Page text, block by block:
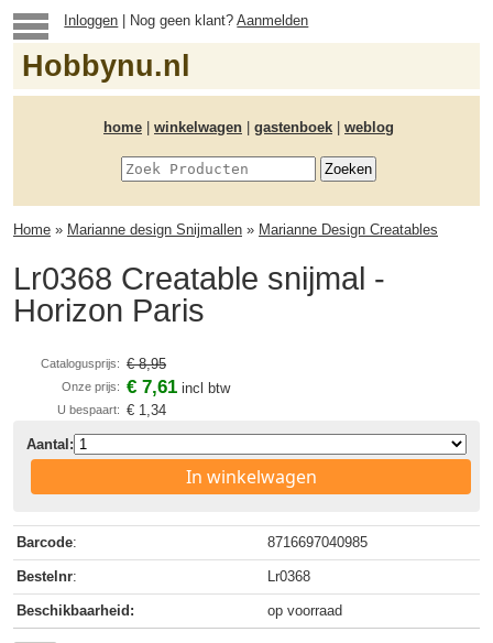
Inloggen | Nog geen klant?Aanmelden
Hobbynu.nl
home winkelwagen gastenboek weblog
Home » Marianne design Snijmallen » Marianne Design Creatables
Lr0368 Creatable snijmal -
Horizon Paris
Catalogusprijs: € 8,95
Onze prijs: € 7,61 incl btw
U bespaart: € 1,34
Aantal:
In winkelwagen
Barcode: 8716697040985
Bestelnr: Lr0368
Beschikbaarheid: op voorraad